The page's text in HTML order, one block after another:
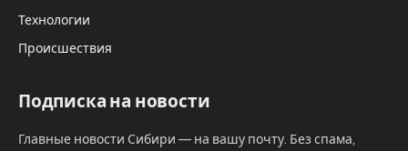
Технологии
Происшествия
Подписка на новости
Главные новости Сибири — на вашу почту. Без спама,